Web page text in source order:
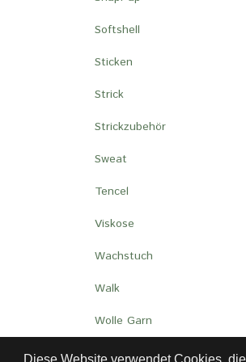
Diese Website verwendet Cookies,
Softshell
Sticken
Strick
Strickzubehör
Sweat
Tencel
Viskose
Wachstuch
Walk
Wolle Garn